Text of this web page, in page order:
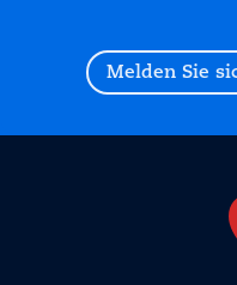
Melden Sie